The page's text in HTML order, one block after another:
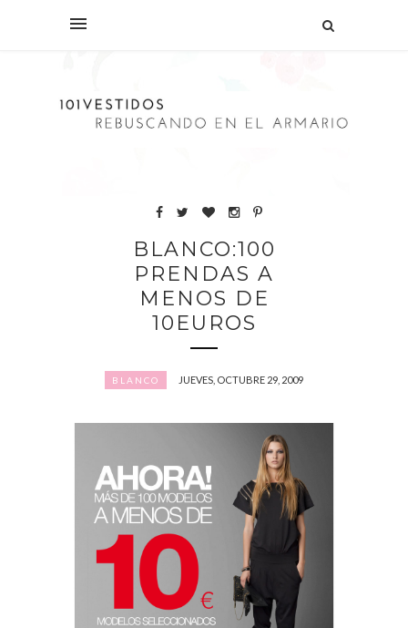
BLANCO:100
PRENDAS A
MENOS DE
10EUROS
BLANCO JUEVES, OCTUBRE 29, 2009